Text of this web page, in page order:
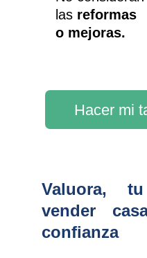
Hacer mi
las reformas
o mejoras.
Valuora,
vender
confianza